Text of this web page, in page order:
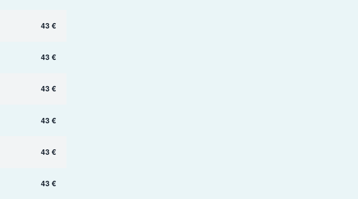
43 €
43 €
43 €
43 €
43 €
43 €